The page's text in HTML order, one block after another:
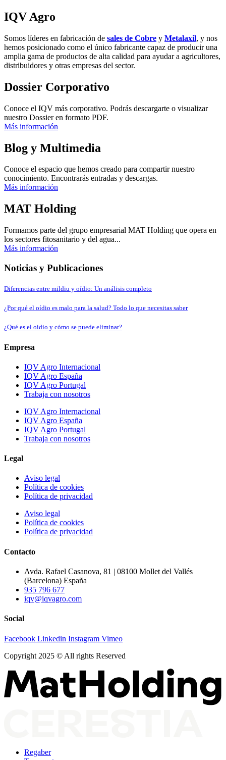
IQV Agro
Somos líderes en fabricación de sales de Cobre y Metalaxil, y nos
hemos posicionado como el único fabricante capaz de producir una
amplia gama de productos de alta calidad para ayudar a agricultores,
distribuidores y otras empresas del sector.
Dossier Corporativo
Conoce el IQV más corporativo. Podrás descargarte o visualizar
nuestro Dossier en formato PDF.
Más información
Blog y Multimedia
Conoce el espacio que hemos creado para compartir nuestro
conocimiento. Encontrarás entradas y descargas.
Más información
MAT Holding
Formamos parte del grupo empresarial MAT Holding que opera en
los sectores fitosanitario y del agua...
Más información
Noticias y Publicaciones
Diferencias entre mildiu y oídio: Un análisis completo
¿Por qué el oídio es malo para la salud? Todo lo que necesitas saber
¿Qué es el oidio y cómo se puede eliminar?
Empresa
IQV Agro Internacional
IQV Agro España
IQV Agro Portugal
Trabaja con nosotros
IQV Agro Internacional
IQV Agro España
IQV Agro Portugal
Trabaja con nosotros
Legal
Aviso legal
Política de cookies
Política de privacidad
Aviso legal
Política de cookies
Política de privacidad
Contacto
Avda. Rafael Casanova, 81 | 08100 Mollet del Vallés
(Barcelona) España
935 796 677
iqv@iqvagro.com
Social
Facebook Linkedin Instagram Vimeo
Copyright 2025 © All rights Reserved
Regaber